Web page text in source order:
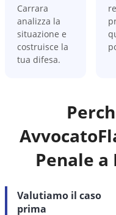
Carrara
analizza la
situazione e
costruisce la
tua difesa.
Penale a
Valutiamo il caso
prima